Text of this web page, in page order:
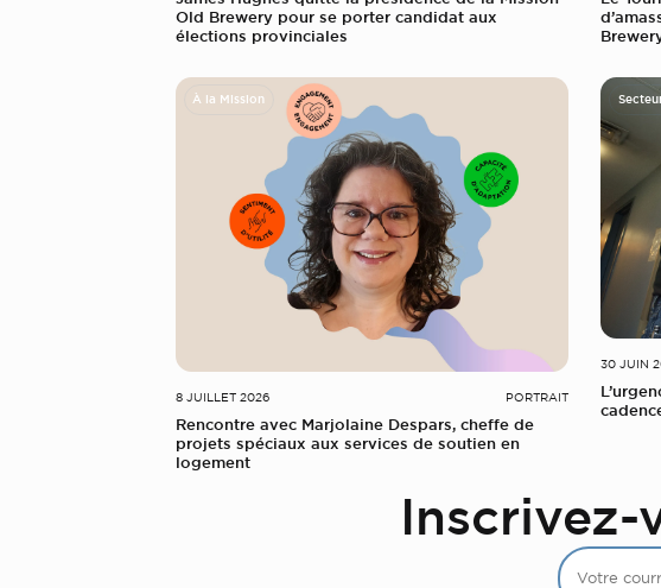
Old Brewery pour se porter candidat aux
élections provinciales
À la Mission
8 JUILLET 2026 PORTRAIT
Rencontre avec Marjolaine Despars, cheffe de
projets spéciaux aux services de soutien en
logement
30 JUIN